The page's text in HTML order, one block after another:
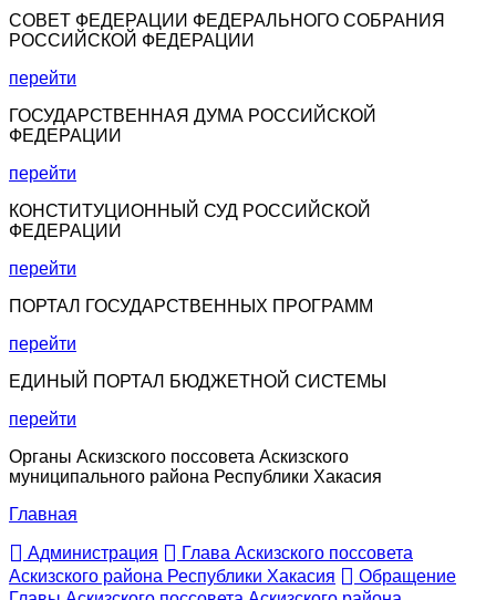
СОВЕТ ФЕДЕРАЦИИ ФЕДЕРАЛЬНОГО СОБРАНИЯ
РОССИЙСКОЙ ФЕДЕРАЦИИ
перейти
ГОСУДАРСТВЕННАЯ ДУМА РОССИЙСКОЙ
ФЕДЕРАЦИИ
перейти
КОНСТИТУЦИОННЫЙ СУД РОССИЙСКОЙ
ФЕДЕРАЦИИ
перейти
ПОРТАЛ ГОСУДАРСТВЕННЫХ ПРОГРАММ
перейти
ЕДИНЫЙ ПОРТАЛ БЮДЖЕТНОЙ СИСТЕМЫ
перейти
Органы Аскизского поссовета Аскизского
муниципального района Республики Хакасия
Главная
Администрация
Глава Аскизского поссовета
Аскизского района Республики Хакасия
Обращение